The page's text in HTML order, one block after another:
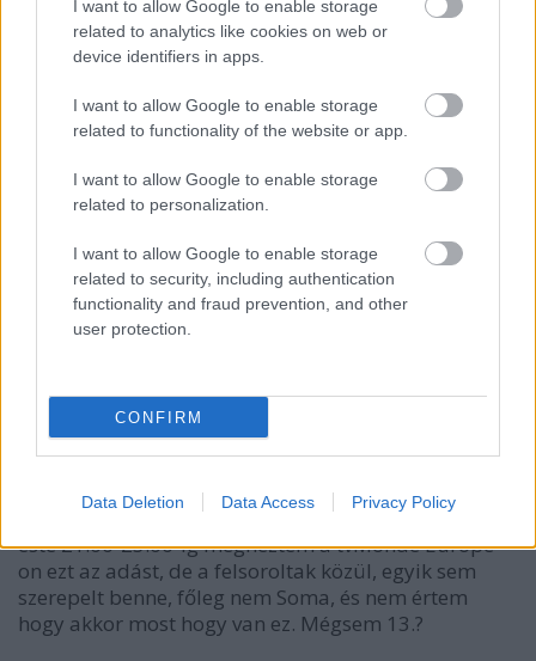
I want to allow Google to enable storage
related to analytics like cookies on web or
device identifiers in apps.
I want to allow Google to enable storage
related to functionality of the website or app.
I want to allow Google to enable storage
related to personalization.
I want to allow Google to enable storage
related to security, including authentication
functionality and fraud prevention, and other
user protection.
CONFIRM
Data Deletion Data Access Privacy Policy
A hozzászóláshoz be kell lépned!
VAGY
tt1991
Nem tudom velem van-e a baj, de én ma, azaz 13.-án
este 21:00-23:00-ig megnéztem a tvMonde Europe-
on ezt az adást, de a felsoroltak közül, egyik sem
szerepelt benne, főleg nem Soma, és nem értem
hogy akkor most hogy van ez. Mégsem 13.?